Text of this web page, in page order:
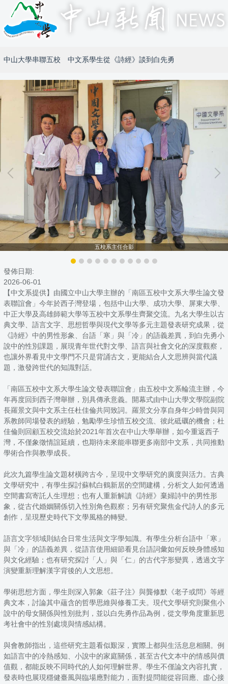
中山大學串聯五校 中文系學生從《詩經》談到白先勇
五校系主任合影
發佈日期:
2026-06-01
【中文系提供】由國立中山大學主辦的「南區五校中文系大學生論文發
表聯誼會」今年於西子灣登場，包括中山大學、成功大學、屏東大學、
中正大學及高雄師範大學等五校中文系學生齊聚交流。九名大學生以古
典文學、語言文字、思想哲學與現代文學等多元主題發表研究成果，從
《詩經》中的男性形象、台語「寒」與「冷」的語義差異，到白先勇小
說中的性別課題，展現青年世代對文學、語言與社會文化的深度觀察，
也讓外界看見中文學門不只是背誦古文，更能結合人文思辨與當代議
題，激發跨世代的知識對話。
「南區五校中文系大學生論文發表聯誼會」由五校中文系輪流主辦，今
年再度回到西子灣舉辦，別具傳承意義。開幕式由中山大學文學院副院
長羅景文與中文系主任杜佳倫共同致詞。羅景文分享自身年少時曾與同
系教師同場發表的經驗，勉勵學生珍惜五校交流、彼此砥礪的機會；杜
佳倫則回顧五校交流始於2021年首次在中山大學舉辦，如今重返西子
灣，不僅象徵情誼延續，也期待未來能串聯更多南部中文系，共同推動
學術合作與教學成長。
此次九篇學生論文題材橫跨古今，呈現中文學研究的廣度與活力。古典
文學研究中，有學生探討蘇軾白鶴新居的空間建構，分析文人如何透過
空間書寫寄託人生理想；也有人重新解讀《詩經》棄婦詩中的男性形
象，從古代婚姻關係切入性別角色觀察；另有研究聚焦金代詩人的多元
創作，呈現歷史時代下文學風格的轉變。
語言文字領域則結合日常生活與文字學知識。有學生分析台語中「寒」
與「冷」的語義差異，從語言使用細節看見台語詞彙如何反映身體感知
與文化經驗；也有研究探討「人」與「仁」的古代字形變異，透過文字
演變重新理解漢字背後的人文思想。
學術思想方面，學生則深入郭象《莊子注》與龔修默《老子或問》等經
典文本，討論其中蘊含的哲學思維與修養工夫。現代文學研究則聚焦小
說中的母女關係與性別批判，並以白先勇作品為例，從文學角度重新思
考社會中的性別處境與情感結構。
與會教師指出，這些研究主題看似艱深，實際上都與生活息息相關。例
如語言中的冷熱感知、小說中的家庭關係，甚至古代文本中的情感與價
值觀，都能反映不同時代的人如何理解世界。學生不僅論文內容扎實，
發表時也展現穩健臺風與臨場應對能力，面對提問能從容回應、虛心接